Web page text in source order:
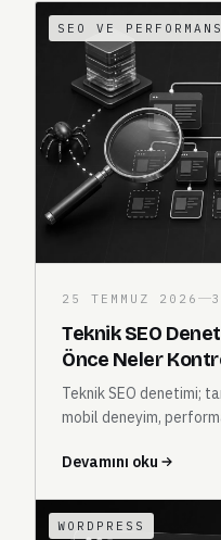
SEO VE PERFORMANS
25 TEMMUZ 2026
Teknik SEO
Önce Neler
Teknik SEO denetimi;
mobil deneyim,
Devamını oku
WORDPRESS